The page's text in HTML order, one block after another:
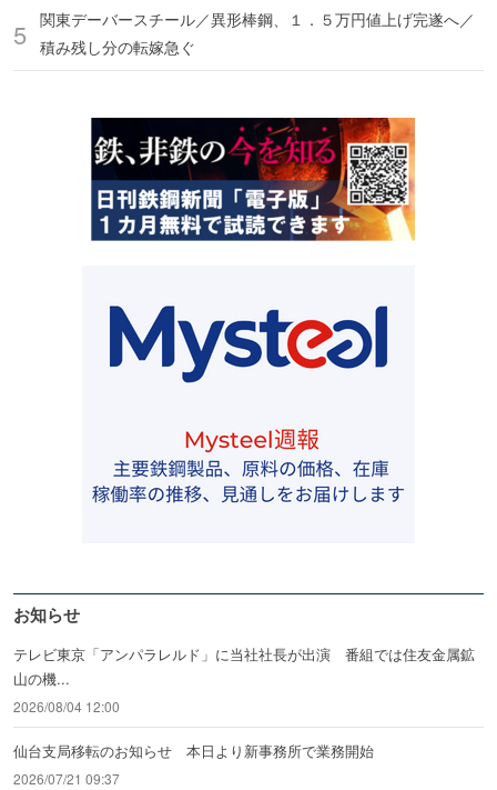
関東デーバースチール／異形棒鋼、１．５万円値上げ完遂へ／
積み残し分の転嫁急ぐ
お知らせ
テレビ東京「アンパラレルド」に当社社長が出演 番組では住友金属鉱
山の機...
2026/08/04 12:00
仙台支局移転のお知らせ 本日より新事務所で業務開始
2026/07/21 09:37